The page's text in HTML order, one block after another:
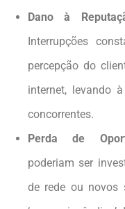
Dano à
Interrupções
percepção do
internet, levando
concorrentes.
Perda de
poderiam ser
de rede ou novos